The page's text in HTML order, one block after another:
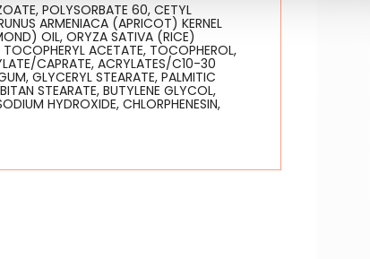
POLYSORBATE 60, CETYL
ARMENIACA (APRICOT) KERNEL
OIL, ORYZA SATIVA (RICE)
TOCOPHERYL ACETATE, TOCOPHEROL,
CAPRATE, ACRYLATES/C10-30
GLYCERYL STEARATE, PALMITIC
STEARATE, BUTYLENE GLYCOL,
HYDROXIDE, CHLORPHENESIN,